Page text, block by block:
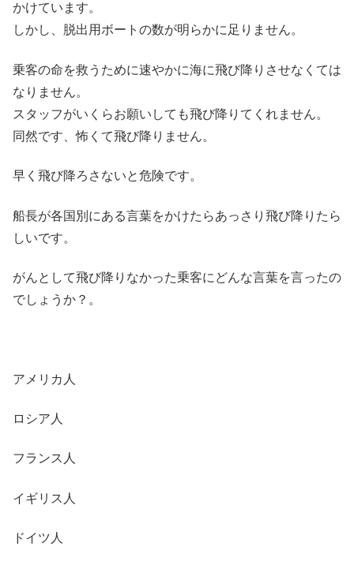
かけています。
しかし、脱出用ボートの数が明らかに足りません。
乗客の命を救うために速やかに海に飛び降りさせなくては
なりません。
スタッフがいくらお願いしても飛び降りてくれません。
同然です、怖くて飛び降りません。
早く飛び降ろさないと危険です。
船長が各国別にある言葉をかけたらあっさり飛び降りたら
しいです。
がんとして飛び降りなかった乗客にどんな言葉を言ったの
でしょうか？。
アメリカ人
ロシア人
フランス人
イギリス人
ドイツ人